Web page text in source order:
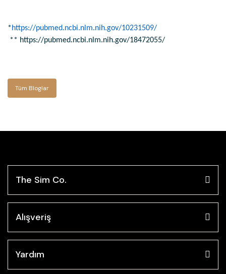
* https://pubmed.ncbi.nlm.nih.gov/10231509/
** https://pubmed.ncbi.nlm.nih.gov/18472055/
Tüm Bloglar
The Sim Co.
Alışveriş
Yardım